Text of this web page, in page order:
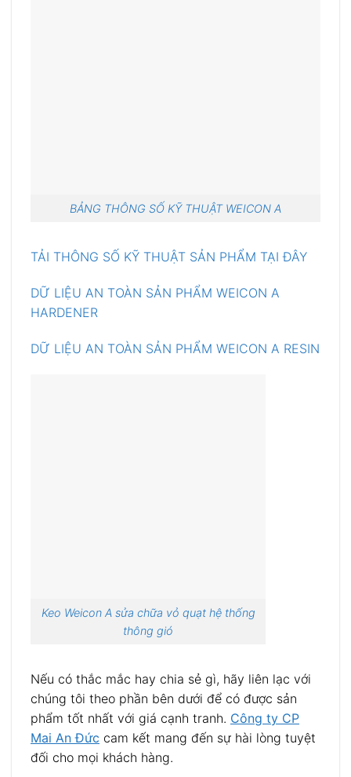
BẢNG THÔNG SỐ KỸ THUẬT WEICON A
TẢI THÔNG SỐ KỸ THUẬT SẢN PHẨM TẠI ĐÂY
DỮ LIỆU AN TOÀN SẢN PHẨM WEICON A
HARDENER
DỮ LIỆU AN TOÀN SẢN PHẨM WEICON A RESIN
Keo Weicon A sửa chữa vỏ quạt hệ thống
thông gió
Nếu có thắc mắc hay chia sẻ gì, hãy liên lạc với
chúng tôi theo phần bên dưới để có được sản
phẩm tốt nhất với giá cạnh tranh. Công ty CP
Mai An Đức cam kết mang đến sự hài lòng tuyệt
đối cho mọi khách hàng.